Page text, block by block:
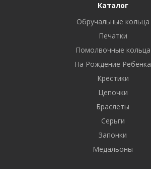
Каталог
Обручальные кольца
Печатки
Помолвочные кольца
На Рождение Ребенка
Крестики
Цепочки
Браслеты
Серьги
Запонки
Медальоны